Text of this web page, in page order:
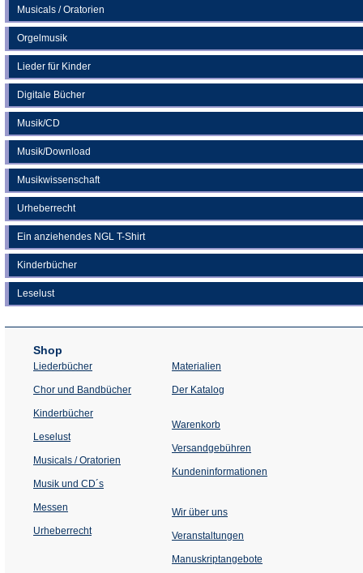
Musicals / Oratorien
Orgelmusik
Lieder für Kinder
Digitale Bücher
Musik/CD
Musik/Download
Musikwissenschaft
Urheberrecht
Ein anziehendes NGL T-Shirt
Kinderbücher
Leselust
Shop
Liederbücher
Chor und Bandbücher
Kinderbücher
Leselust
Musicals / Oratorien
Musik und CD´s
Messen
Urheberrecht
Materialien
Der Katalog
Warenkorb
Versandgebühren
Kundeninformationen
Wir über uns
Veranstaltungen
einem
Manuskriptangebote